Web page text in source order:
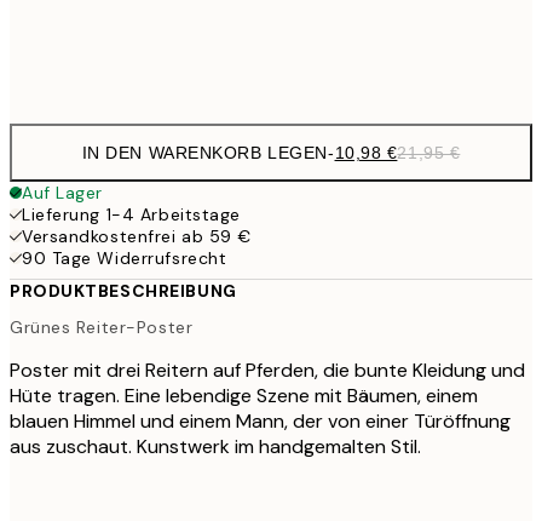
IN DEN WARENKORB LEGEN-10,98 €21,95 €
Auf Lager
Lieferung 1-4 Arbeitstage
Versandkostenfrei ab 59 €
90 Tage Widerrufsrecht
PRODUKTBESCHREIBUNG
Grünes Reiter-Poster
Poster mit drei Reitern auf Pferden, die bunte Kleidung und
Hüte tragen. Eine lebendige Szene mit Bäumen, einem
blauen Himmel und einem Mann, der von einer Türöffnung
aus zuschaut. Kunstwerk im handgemalten Stil.